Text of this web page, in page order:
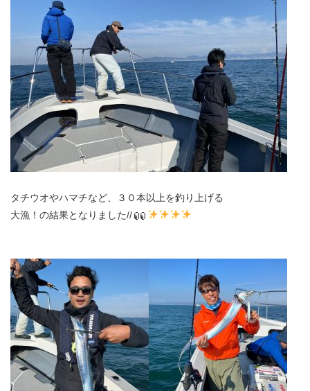
タチウオやハマチなど、３０本以上を釣り上げる
大漁！の結果となりました//